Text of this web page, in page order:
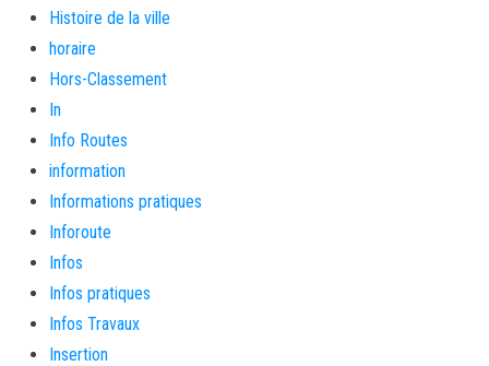
Histoire de la ville
horaire
Hors-Classement
In
Info Routes
information
Informations pratiques
Inforoute
Infos
Infos pratiques
Infos Travaux
Insertion